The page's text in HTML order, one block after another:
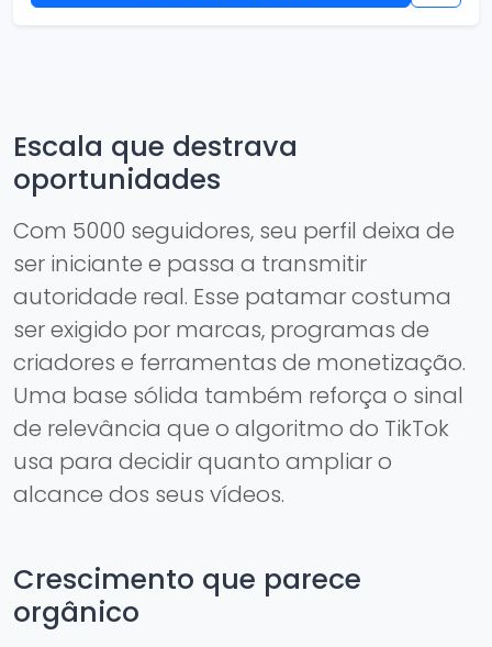
Escala que destrava
oportunidades
Com 5000 seguidores, seu perfil deixa de
ser iniciante e passa a transmitir
autoridade real. Esse patamar costuma
ser exigido por marcas, programas de
criadores e ferramentas de monetização.
Uma base sólida também reforça o sinal
de relevância que o algoritmo do TikTok
usa para decidir quanto ampliar o
alcance dos seus vídeos.
Crescimento que parece
orgânico